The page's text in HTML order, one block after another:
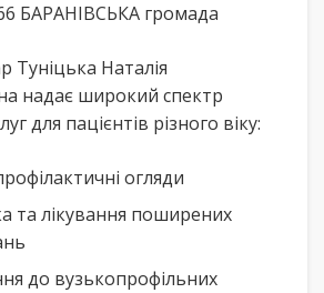
БАРАНІВСЬКА громада
Туніцька Наталія
надає широкий спектр
для пацієнтів різного віку:
огляди
та лікування поширених
до вузькопрофільних